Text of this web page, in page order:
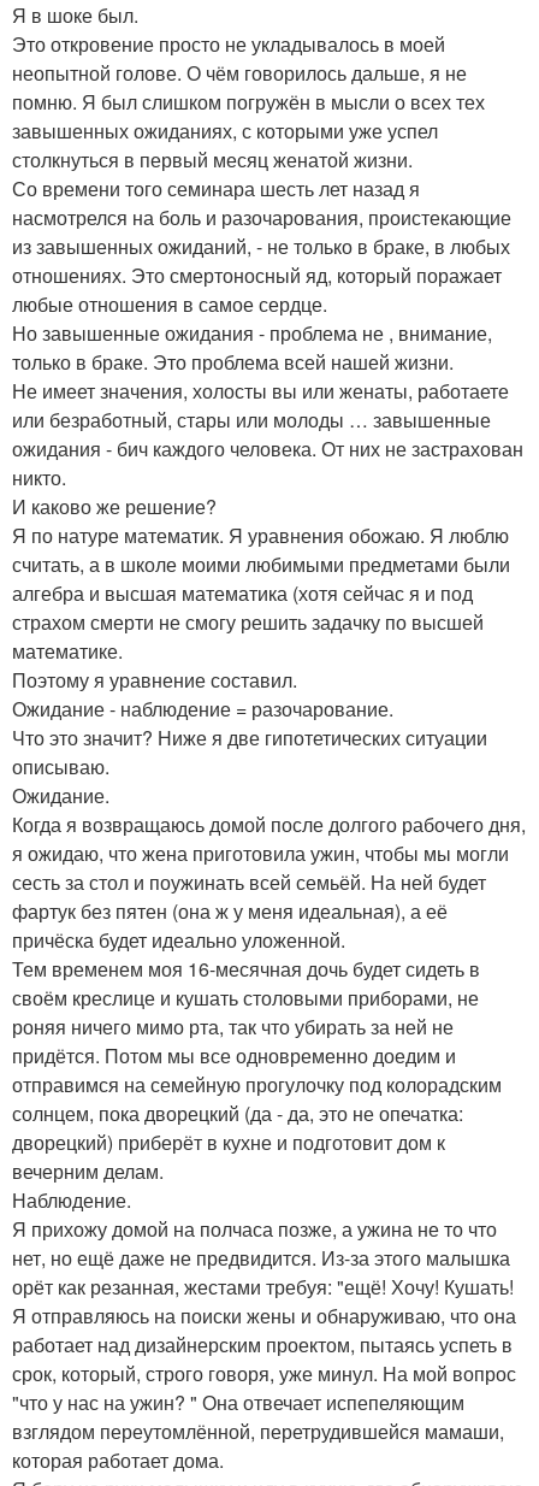
Я в шоке был.
Это откровение просто не укладывалось в моей
неопытной голове. О чём говорилось дальше, я не
помню. Я был слишком погружён в мысли о всех тех
завышенных ожиданиях, с которыми уже успел
столкнуться в первый месяц женатой жизни.
Со времени того семинара шесть лет назад я
насмотрелся на боль и разочарования, проистекающие
из завышенных ожиданий, - не только в браке, в любых
отношениях. Это смертоносный яд, который поражает
любые отношения в самое сердце.
Но завышенные ожидания - проблема не , внимание,
только в браке. Это проблема всей нашей жизни.
Не имеет значения, холосты вы или женаты, работаете
или безработный, стары или молоды … завышенные
ожидания - бич каждого человека. От них не застрахован
никто.
И каково же решение?
Я по натуре математик. Я уравнения обожаю. Я люблю
считать, а в школе моими любимыми предметами были
алгебра и высшая математика (хотя сейчас я и под
страхом смерти не смогу решить задачку по высшей
математике.
Поэтому я уравнение составил.
Ожидание - наблюдение = разочарование.
Что это значит? Ниже я две гипотетических ситуации
описываю.
Ожидание.
Когда я возвращаюсь домой после долгого рабочего дня,
я ожидаю, что жена приготовила ужин, чтобы мы могли
сесть за стол и поужинать всей семьёй. На ней будет
фартук без пятен (она ж у меня идеальная), а её
причёска будет идеально уложенной.
Тем временем моя 16-месячная дочь будет сидеть в
своём креслице и кушать столовыми приборами, не
роняя ничего мимо рта, так что убирать за ней не
придётся. Потом мы все одновременно доедим и
отправимся на семейную прогулочку под колорадским
солнцем, пока дворецкий (да - да, это не опечатка:
дворецкий) приберёт в кухне и подготовит дом к
вечерним делам.
Наблюдение.
Я прихожу домой на полчаса позже, а ужина не то что
нет, но ещё даже не предвидится. Из-за этого малышка
орёт как резанная, жестами требуя: "ещё! Хочу! Кушать!
Я отправляюсь на поиски жены и обнаруживаю, что она
работает над дизайнерским проектом, пытаясь успеть в
срок, который, строго говоря, уже минул. На мой вопрос
"что у нас на ужин? " Она отвечает испепеляющим
взглядом переутомлённой, перетрудившейся мамаши,
которая работает дома.